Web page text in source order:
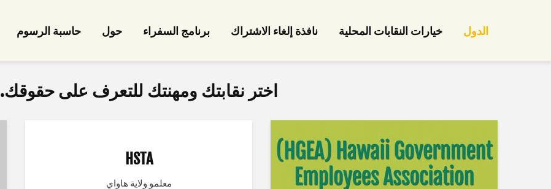
الدول خيارات النقابات المحلية نافذة إلغاء الاشتراك برنامج السفراء حول حاسبة الرسوم
اختر نقابتك ومهنتك للتعرف على حقوقك.
HSTA
معلمو ولاية هاواي